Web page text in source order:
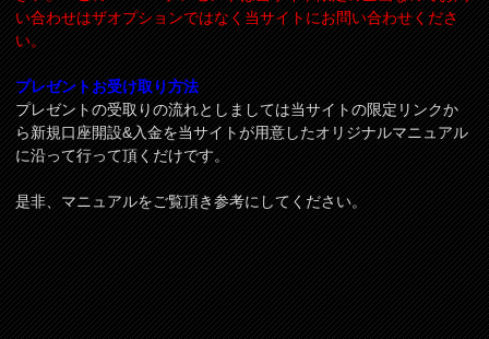
い合わせはザオプションではなく当サイトにお問い合わせくださ
い。
プレゼントお受け取り方法
プレゼントの受取りの流れとしましては当サイトの限定リンクか
ら新規口座開設&入金を当サイトが用意したオリジナルマニュアル
に沿って行って頂くだけです。
是非、マニュアルをご覧頂き参考にしてください。